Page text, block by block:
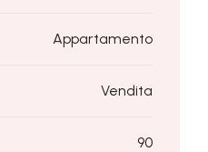
Appartamento
Vendita
90